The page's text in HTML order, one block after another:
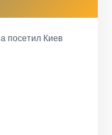
посетил Киев